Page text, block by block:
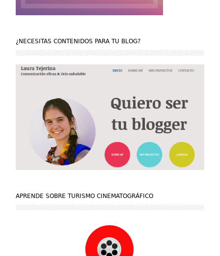
¿NECESITAS CONTENIDOS PARA TU BLOG?
APRENDE SOBRE TURISMO CINEMATOGRÁFICO